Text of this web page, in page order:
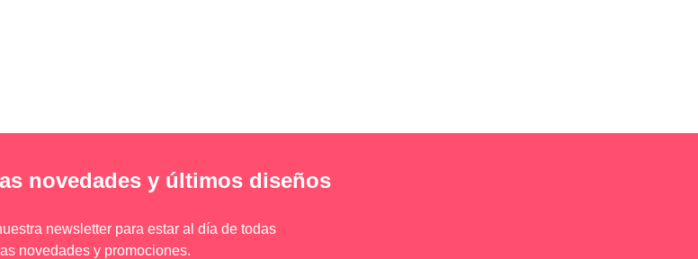
novedades y últimos diseños
newsletter para estar al día de todas
las novedades y promociones.